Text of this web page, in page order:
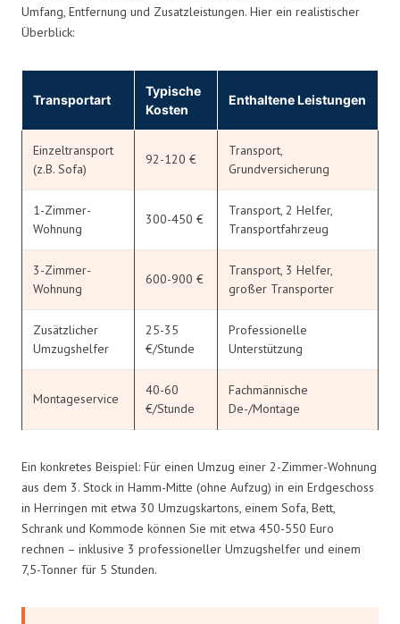
Umfang, Entfernung und Zusatzleistungen. Hier ein realistischer
Überblick:
Transportart
Typische
Kosten
Enthaltene Leistungen
Einzeltransport
(z.B. Sofa)
92-120 €
Transport,
Grundversicherung
1-Zimmer-
Wohnung
300-450 €
Transport, 2 Helfer,
Transportfahrzeug
3-Zimmer-
Wohnung
600-900 €
Transport, 3 Helfer,
großer Transporter
Zusätzlicher
Umzugshelfer
25-35
€/Stunde
Professionelle
Unterstützung
Montageservice
40-60
€/Stunde
Fachmännische
De-/Montage
Ein konkretes Beispiel: Für einen Umzug einer 2-Zimmer-Wohnung
aus dem 3. Stock in Hamm-Mitte (ohne Aufzug) in ein Erdgeschoss
in Herringen mit etwa 30 Umzugskartons, einem Sofa, Bett,
Schrank und Kommode können Sie mit etwa 450-550 Euro
rechnen – inklusive 3 professioneller Umzugshelfer und einem
7,5-Tonner für 5 Stunden.